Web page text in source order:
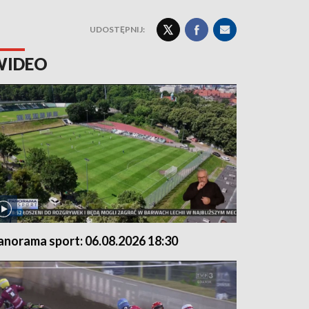
UDOSTĘPNIJ:
sport: 06.08.2026 18:30